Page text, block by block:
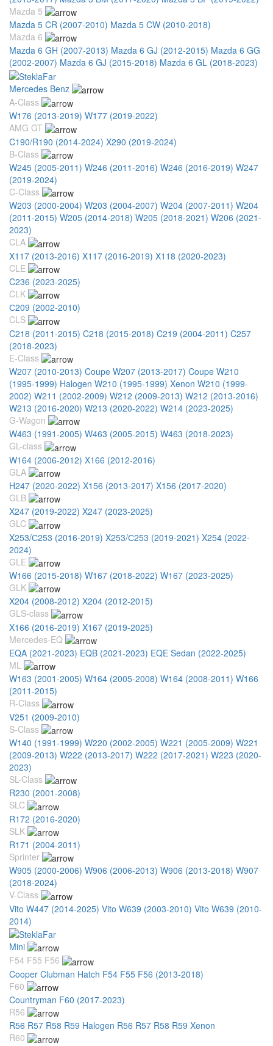
Mazda 5
Mazda 5 CR (2007-2010) Mazda 5 CW (2010-2018)
Mazda 6
Mazda 6 GH (2007-2013) Mazda 6 GJ (2012-2015) Mazda 6 GG
(2002-2007) Mazda 6 GJ (2015-2018) Mazda 6 GL (2018-2023)
Mercedes Benz
A-Class
W176 (2013-2019) W177 (2019-2022)
AMG GT
C190/R190 (2014-2024) X290 (2019-2024)
B-Class
W245 (2005-2011) W246 (2011-2016) W246 (2016-2019) W247
(2019-2024)
C-Class
W203 (2000-2004) W203 (2004-2007) W204 (2007-2011) W204
(2011-2015) W205 (2014-2018) W205 (2018-2021) W206 (2021-
2023)
CLA
X117 (2013-2016) X117 (2016-2019) X118 (2020-2023)
CLE
C236 (2023-2025)
CLK
С209 (2002-2010)
CLS
C218 (2011-2015) C218 (2015-2018) C219 (2004-2011) C257
(2018-2023)
E-Class
W207 (2010-2013) Coupe W207 (2013-2017) Coupe W210
(1995-1999) Halogen W210 (1995-1999) Xenon W210 (1999-
2002) W211 (2002-2009) W212 (2009-2013) W212 (2013-2016)
W213 (2016-2020) W213 (2020-2022) W214 (2023-2025)
G-Wagon
W463 (1991-2005) W463 (2005-2015) W463 (2018-2023)
GL-class
W164 (2006-2012) X166 (2012-2016)
GLA
H247 (2020-2022) X156 (2013-2017) X156 (2017-2020)
GLB
X247 (2019-2022) X247 (2023-2025)
GLC
X253/С253 (2016-2019) X253/С253 (2019-2021) X254 (2022-
2024)
GLE
W166 (2015-2018) W167 (2018-2022) W167 (2023-2025)
GLK
X204 (2008-2012) X204 (2012-2015)
GLS-class
X166 (2016-2019) X167 (2019-2025)
Mercedes-EQ
EQA (2021-2023) EQB (2021-2023) EQE Sedan (2022-2025)
ML
W163 (2001-2005) W164 (2005-2008) W164 (2008-2011) W166
(2011-2015)
R-Class
V251 (2009-2010)
S-Class
W140 (1991-1999) W220 (2002-2005) W221 (2005-2009) W221
(2009-2013) W222 (2013-2017) W222 (2017-2021) W223 (2020-
2023)
SL-Class
R230 (2001-2008)
SLC
R172 (2016-2020)
SLK
R171 (2004-2011)
Sprinter
W905 (2000-2006) W906 (2006-2013) W906 (2013-2018) W907
(2018-2024)
V-Class
Vito W447 (2014-2025) Vito W639 (2003-2010) Vito W639 (2010-
2014)
Mini
F54 F55 F56
Cooper Clubman Hatch F54 F55 F56 (2013-2018)
F60
Countryman F60 (2017-2023)
R56
R56 R57 R58 R59 Halogen R56 R57 R58 R59 Xenon
R60